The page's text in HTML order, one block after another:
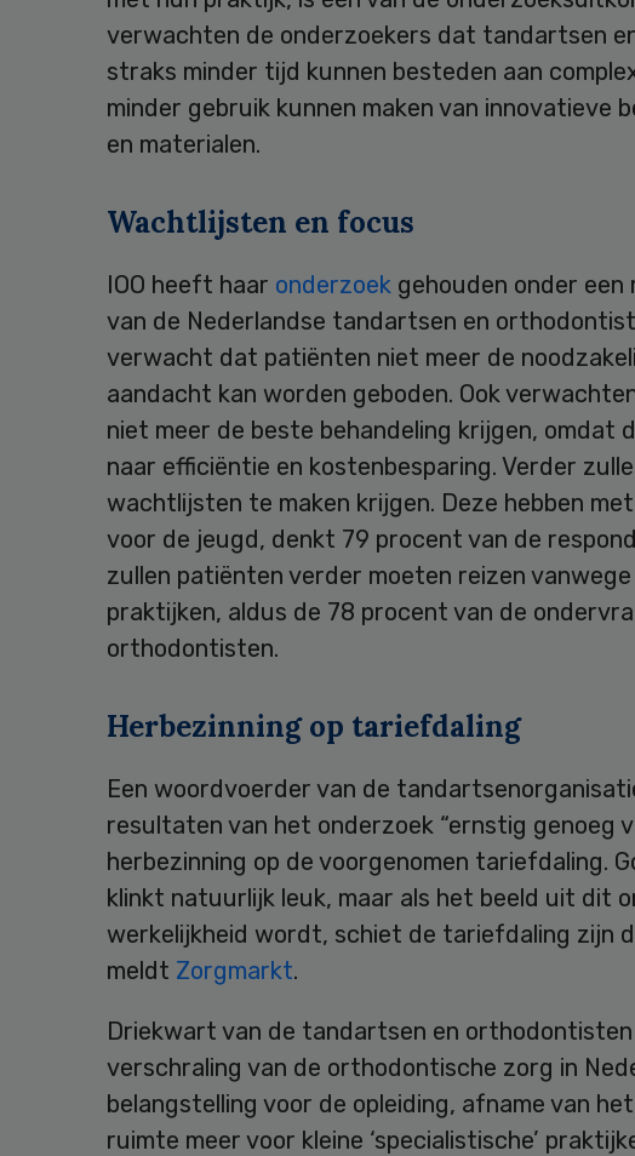
verwachten de onderzoekers dat tandartsen
straks minder tijd kunnen besteden aan
minder gebruik kunnen maken van innovatieve
en materialen.
Wachtlijsten en focus
IOO heeft haar onderzoek gehouden onder
van de Nederlandse tandartsen en
verwacht dat patiënten niet meer de
aandacht kan worden geboden. Ook
niet meer de beste behandeling krijgen, omdat
naar efficiëntie en kostenbesparing. Verder
wachtlijsten te maken krijgen. Deze hebben
voor de jeugd, denkt 79 procent van de
zullen patiënten verder moeten reizen
praktijken, aldus de 78 procent van de
orthodontisten.
Herbezinning op tariefdaling
Een woordvoerder van de
resultaten van het onderzoek “ernstig genoeg
herbezinning op de voorgenomen tariefdaling.
klinkt natuurlijk leuk, maar als het beeld uit dit
werkelijkheid wordt, schiet de tariefdaling zijn
meldt Zorgmarkt.
Driekwart van de tandartsen en
verschraling van de orthodontische zorg in
belangstelling voor de opleiding, afname van
ruimte meer voor kleine ‘specialistische’